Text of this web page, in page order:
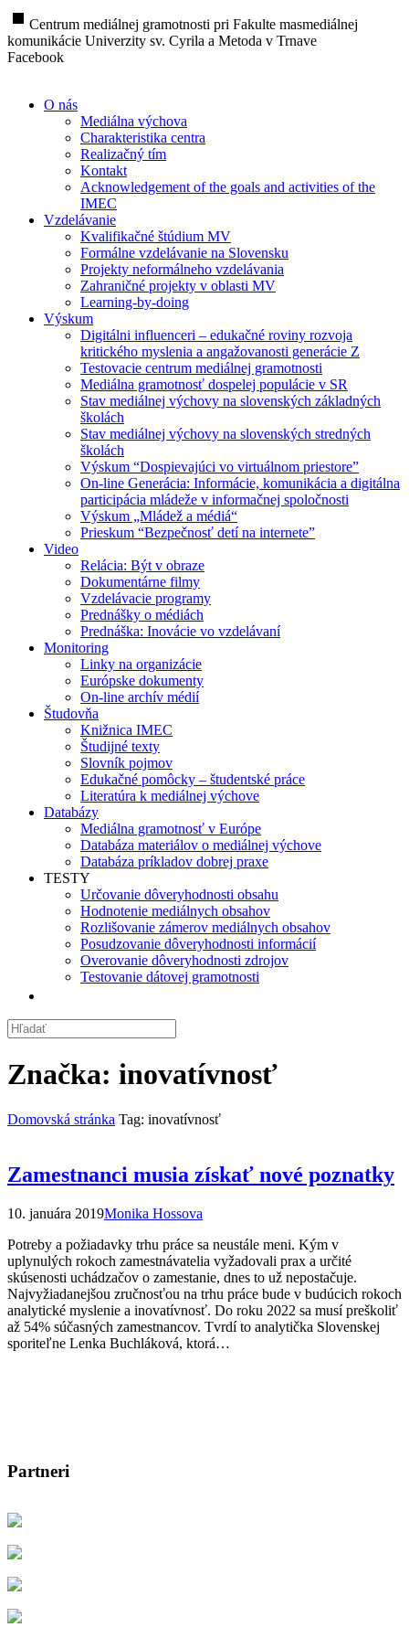
stop Centrum mediálnej gramotnosti pri Fakulte masmediálnej
komunikácie Univerzity sv. Cyrila a Metoda v Trnave
Facebook
O nás
Mediálna výchova
Charakteristika centra
Realizačný tím
Kontakt
Acknowledgement of the goals and activities of the
IMEC
Vzdelávanie
Kvalifikačné štúdium MV
Formálne vzdelávanie na Slovensku
Projekty neformálneho vzdelávania
Zahraničné projekty v oblasti MV
Learning-by-doing
Výskum
Digitálni influenceri – edukačné roviny rozvoja
kritického myslenia a angažovanosti generácie Z
Testovacie centrum mediálnej gramotnosti
Mediálna gramotnosť dospelej populácie v SR
Stav mediálnej výchovy na slovenských základných
školách
Stav mediálnej výchovy na slovenských stredných
školách
Výskum “Dospievajúci vo virtuálnom priestore”
On-line Generácia: Informácie, komunikácia a digitálna
participácia mládeže v informačnej spoločnosti
Výskum „Mládež a médiá“
Prieskum “Bezpečnosť detí na internete”
Video
Relácia: Být v obraze
Dokumentárne filmy
Vzdelávacie programy
Prednášky o médiách
Prednáška: Inovácie vo vzdelávaní
Monitoring
Linky na organizácie
Európske dokumenty
On-line archív médií
Študovňa
Knižnica IMEC
Študijné texty
Slovník pojmov
Edukačné pomôcky – študentské práce
Literatúra k mediálnej výchove
Databázy
Mediálna gramotnosť v Európe
Databáza materiálov o mediálnej výchove
Databáza príkladov dobrej praxe
TESTY
Určovanie dôveryhodnosti obsahu
Hodnotenie mediálnych obsahov
Rozlišovanie zámerov mediálnych obsahov
Posudzovanie dôveryhodnosti informácií
Overovanie dôveryhodnosti zdrojov
Testovanie dátovej gramotnosti
Značka: inovatívnosť
Domovská stránka Tag: inovatívnosť
Zamestnanci musia získať nové poznatky
10. januára 2019Monika Hossova
Potreby a požiadavky trhu práce sa neustále meni. Kým v
uplynulých rokoch zamestnávatelia vyžadovali prax a určité
skúsenosti uchádzačov o zamestanie, dnes to už nepostačuje.
Najvyžiadanejšou zručnosťou na trhu práce bude v budúcich rokoch
analytické myslenie a inovatívnosť. Do roku 2022 sa musí preškoliť
až 54% súčasných zamestnancov. Tvrdí to analytička Slovenskej
sporiteľne Lenka Buchláková, ktorá…
Partneri